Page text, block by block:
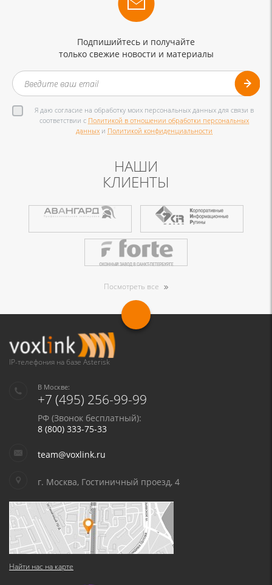
Подпишийтесь и получайте
только свежие новости и материалы
Я даю согласие на обработку моих персональных данных для связи в
соответствии с Политикой в отношении обработки персональных
данных и Политикой конфиденциальности
НАШИ
КЛИЕНТЫ
Посмотреть все
IP-телефония на базе Asterisk
В Москве:
+7 (495) 256-99-99
РФ (Звонок бесплатный):
8 (800) 333-75-33
team@voxlink.ru
г. Москва, Гостиничный проезд, 4
Найти нас на карте